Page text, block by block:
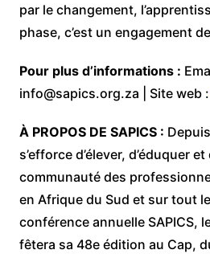
par le changement,
phase, c’est un engagement
Pour plus d’informations :
info@sapics.org.za | Site web :
À PROPOS DE SAPICS :
s’efforce d’élever, d’éduquer
communauté des
en Afrique du Sud et sur tout
conférence annuelle SAPICS,
fêtera sa 48e édition au Cap,